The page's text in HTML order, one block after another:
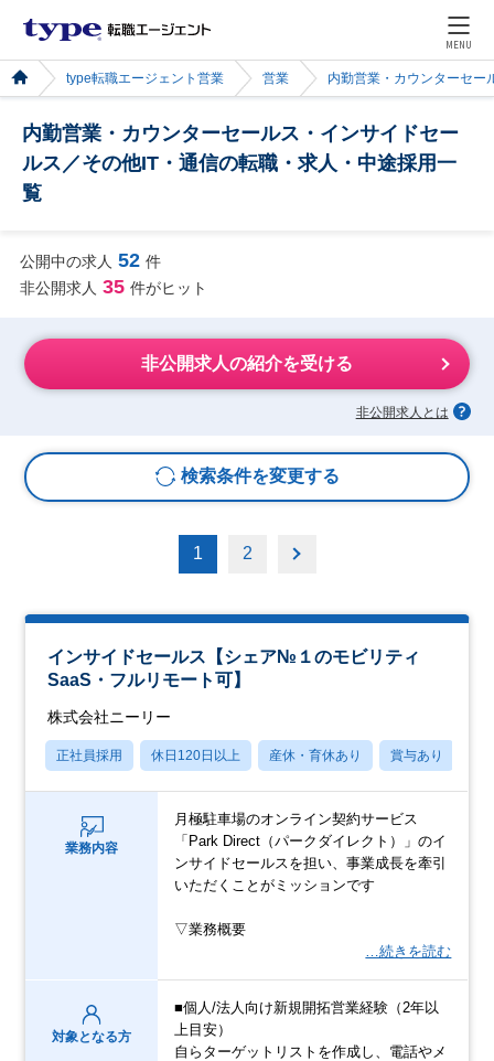
MENU
type転職エージェント営業 営業 内勤営業・カウンターセー
内勤営業・カウンターセールス・インサイドセー
ルス／その他IT・通信の転職・求人・中途採用一
覧
公開中の求人 52 件
非公開求人 35 件がヒット
非公開求人の紹介を受ける
非公開求人とは
検索条件を変更する
1 2
インサイドセールス【シェア№１のモビリティ
SaaS・フルリモート可】
株式会社ニーリー
正社員採用 休日120日以上 産休・育休あり 賞与あり
業務内容
月極駐車場のオンライン契約サービス
「Park Direct（パークダイレクト）」のイ
ンサイドセールスを担い、事業成長を牽引
いただくことがミッションです
▽業務概要
…続きを読む
対象となる方
■個人/法人向け新規開拓営業経験（2年以
上目安）
自らターゲットリストを作成し、電話やメ